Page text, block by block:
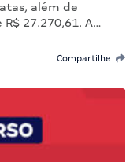
além de
27.270,61. A…
Compartilhe